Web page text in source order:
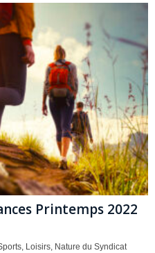
Printemps 2022
Loisirs, Nature du Syndicat